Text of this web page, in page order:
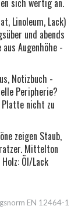
Linoleum, Lack)
und abends
Augenhöhe -
Notizbuch -
Peripherie?
nicht zu
zeigen Staub,
Mittelton
Öl/Lack
EN 12464-1